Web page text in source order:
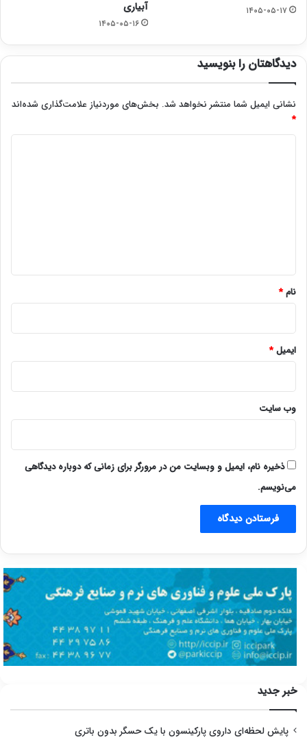
۱۴۰۵-۰۵-۱۷
آبیاری
۱۴۰۵-۰۵-۱۶
دیدگاهتان را بنویسید
نشانی ایمیل شما منتشر نخواهد شد. بخش‌های موردنیاز علامت‌گذاری شده‌اند
*
نام*
ایمیل*
وب‌ سایت
ذخیره نام، ایمیل و وبسایت من در مرورگر برای زمانی که دوباره دیدگاهی
می‌نویسم.
خبر جدید
پایش لحظه‌ای داروی پارکینسون با یک حسگر بدون باتری